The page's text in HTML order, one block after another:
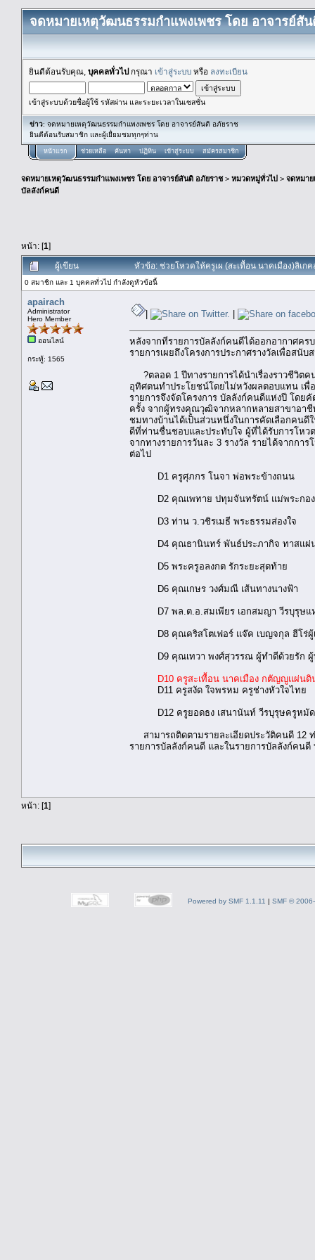
จดหมายเหตุวัฒนธรรมกำแพงเพชร โดย อาจารย์สั
ยินดีต้อนรับคุณ, บุคคลทั่วไปกรุณา เข้าสู่ระบบ หรือ ลงทะเบียน
เข้าสู่ระบบด้วยชื่อผู้ใช้ รหัสผ่าน และระยะเวลาในเซสชั่น
ข่าว: จดหมายเหตุวัฒนธรรมกำแพงเพชร โดย อาจารย์สันติ อภัยราช
ยินดีต้อนรับสมาชิก และผู้เยื่ยมชมทุกๆท่าน
หน้าแรก ช่วยเหลือ ค้นหา ปฏิทิน เข้าสู่ระบบ สมัครสมาชิก
จดหมายเหตุวัฒนธรรมกำแพงเพชร โดย อาจารย์สันติ อภัยราช> หมวดหมู่ทั่วไป > จดหมา
บัลลังก์คนดี
หน้า: [1]
ผู้เขียน หัวข้อ: ช่วยโหวดให้ครูเผ (สะเทื้อน นาคเมือง)ลิเ
0 สมาชิก และ 1 บุคคลทั่วไป กำลังดูหัวข้อนี้
apairach
Administrator
Hero Member
ออนไลน์
กระทู้: 1565
| |
หลังจากที่รายการบัลลังก์คนดีได้ออกอากาศค
รายการเผยถึงโครงการประกาศรางวัลเพื่อสนั
?ตลอด 1 ปีทางรายการได้นำเรื่องราวชีวิต
อุทิศตนทำประโยชน์โดยไม่หวังผลตอบแทน เพื่
รายการจึงจัดโครงการ บัลลังก์คนดีแห่งปี โด
ครั้ง จากผู้ทรงคุณวุฒิจากหลากหลายสาขาอาชี
ชมทางบ้านได้เป็นส่วนหนึ่งในการคัดเลือกคนดี
ดีที่ท่านชื่นชอบและประทับใจ ผู้ที่ได้รับการโหว
จากทางรายการวันละ 3 รางวัล รายได้จากกา
ต่อไป
D1 ครูศุภกร โนจา พ่อพระข้างถนน
D2 คุณเพทาย ปทุมจันทรัตน์ แม่พระกอง
D3 ท่าน ว.วชิรเมธี พระธรรมส่องใจ
D4 คุณธานินทร์ พันธ์ประภากิจ ทาสแผ่
D5 พระครูอลงกต รักระยะสุดท้าย
D6 คุณเกษร วงศ์มณี เส้นทางนางฟ้า
D7 พล.ต.อ.สมเพียร เอกสมญา วีรบุรุษแห่
D8 คุณคริสโตเฟอร์ แจ๊ค เบญจกุล ฮีโร่ผู้เ
D9 คุณเทวา พงศ์สุวรรณ ผู้ทำดีด้วยรัก ผู้
D10 ครูสะเทื้อน นาคเมือง กตัญญูแผ่นดิ
D11 ครูสงัด ใจพรหม ครูช่างหัวใจไทย
D12 ครูยอดธง เสนานันท์ วีรบุรุษครูหมั
สามารถติดตามรายละเอียดประวัติคนดี 12
รายการบัลลังก์คนดี และในรายการบัลลังก์คน
หน้า: [1]
Powered by SMF 1.1.11 | SMF ©